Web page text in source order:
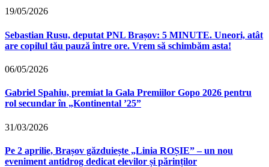
19/05/2026
Sebastian Rusu, deputat PNL Brașov: 5 MINUTE. Uneori, atât
are copilul tău pauză între ore. Vrem să schimbăm asta!
06/05/2026
Gabriel Spahiu, premiat la Gala Premiilor Gopo 2026 pentru
rol secundar în „Kontinental ’25”
31/03/2026
Pe 2 aprilie, Brașov găzduiește „Linia ROȘIE” – un nou
eveniment antidrog dedicat elevilor și părinților